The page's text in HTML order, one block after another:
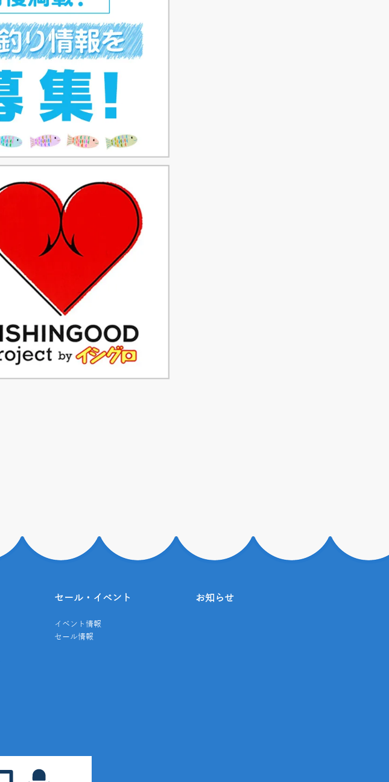
セール・イベント
イベント情報
セール情報
お知らせ